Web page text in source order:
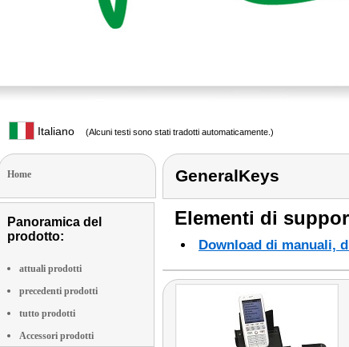
Italiano (Alcuni testi sono stati tradotti automaticamente.)
Home
Panoramica del
prodotto:
attuali prodotti
precedenti prodotti
tutto prodotti
Accessori prodotti
GeneralKeys
Elementi di
Download di manuali,